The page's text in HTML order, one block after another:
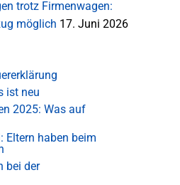
trotz Firmenwagen:
möglich 17. Juni 2026
ist neu
2025: Was auf
Eltern haben beim
bei der